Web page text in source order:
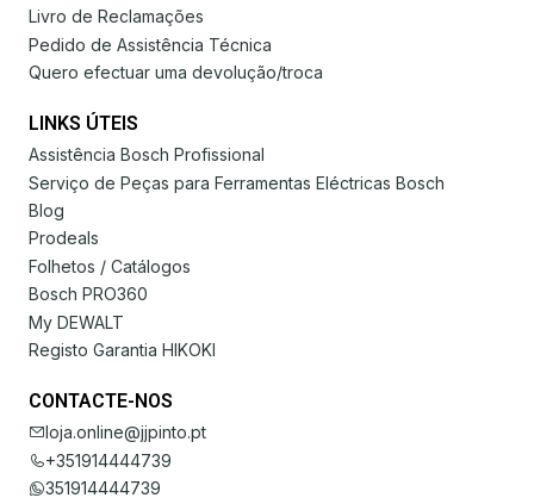
Livro de Reclamações
Pedido de Assistência Técnica
Quero efectuar uma devolução/troca
LINKS ÚTEIS
Assistência Bosch Profissional
Serviço de Peças para Ferramentas Eléctricas Bosch
Blog
Prodeals
Folhetos / Catálogos
Bosch PRO360
My DEWALT
Registo Garantia HIKOKI
CONTACTE-NOS
loja.online@jjpinto.pt
+351914444739
351914444739